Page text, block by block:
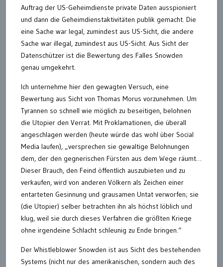
Auftrag der US-Geheimdienste private Daten ausspioniert
und dann die Geheimdienstaktivitäten publik gemacht. Die
eine Sache war legal, zumindest aus US-Sicht, die andere
Sache war illegal, zumindest aus US-Sicht. Aus Sicht der
Datenschützer ist die Bewertung des Falles Snowden
genau umgekehrt.
Ich unternehme hier den gewagten Versuch, eine
Bewertung aus Sicht von Thomas Morus vorzunehmen. Um
Tyrannen so schnell wie möglich zu beseitigen, belohnen
die Utopier den Verrat. Mit Proklamationen, die überall
angeschlagen werden (heute würde das wohl über Social
Media laufen), „versprechen sie gewaltige Belohnungen
dem, der den gegnerischen Fürsten aus dem Wege räumt…
Dieser Brauch, den Feind öffentlich auszubieten und zu
verkaufen, wird von anderen Völkern als Zeichen einer
entarteten Gesinnung und grausamen Untat verworfen; sie
(die Utopier) selber betrachten ihn als höchst löblich und
klug, weil sie durch dieses Verfahren die größten Kriege
ohne irgendeine Schlacht schleunig zu Ende bringen.“
Der Whistleblower Snowden ist aus Sicht des bestehenden
Systems (nicht nur des amerikanischen, sondern auch des